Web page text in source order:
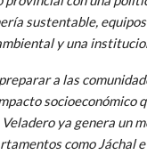
sustentable,
y una
a las
socioeconómico
ya genera un
como Jáchal